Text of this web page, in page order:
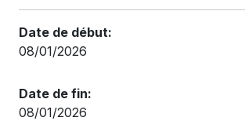
Date de début:
08/01/2026
Date de fin:
08/01/2026